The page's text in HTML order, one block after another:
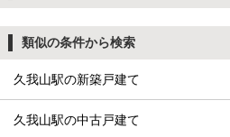
類似の条件から検索
久我山駅の新築戸建て
久我山駅の中古戸建て